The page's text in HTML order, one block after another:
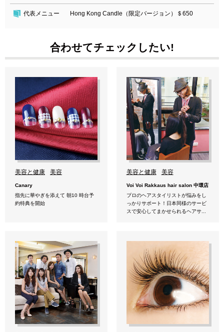
代表メニュー Hong Kong Candle（限定バージョン）＄650
合わせてチェックしたい!
美容と健康 美容
Canary
指先に華やぎを添えて 朝10 時台予
約特典を開始
美容と健康 美容
Voi Voi Rakkaus hair salon 中環店
プロのヘアスタイリストが悩みをし
っかりサポート！日本同様のサービ
スで安心してまかせられるヘアサ...